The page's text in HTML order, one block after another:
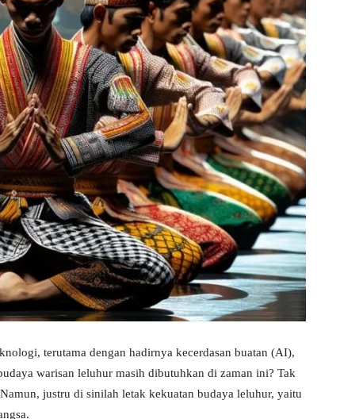
terutama dengan hadirnya kecerdasan buatan (AI),
warisan leluhur masih dibutuhkan di zaman ini? Tak
justru di sinilah letak kekuatan budaya leluhur, yaitu